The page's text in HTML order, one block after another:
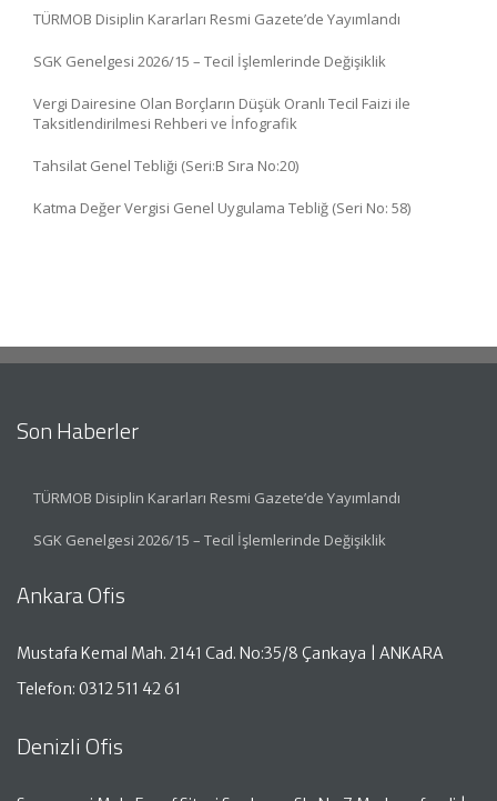
TÜRMOB Disiplin Kararları Resmi Gazete’de Yayımlandı
SGK Genelgesi 2026/15 – Tecil İşlemlerinde Değişiklik
Vergi Dairesine Olan Borçların Düşük Oranlı Tecil Faizi ile
Taksitlendirilmesi Rehberi ve İnfografik
Tahsilat Genel Tebliği (Seri:B Sıra No:20)
Katma Değer Vergisi Genel Uygulama Tebliğ (Seri No: 58)
Son Haberler
TÜRMOB Disiplin Kararları Resmi Gazete’de Yayımlandı
SGK Genelgesi 2026/15 – Tecil İşlemlerinde Değişiklik
Ankara Ofis
Mustafa Kemal Mah. 2141 Cad. No:35/8 Çankaya | ANKARA
Telefon: 0312 511 42 61
Denizli Ofis